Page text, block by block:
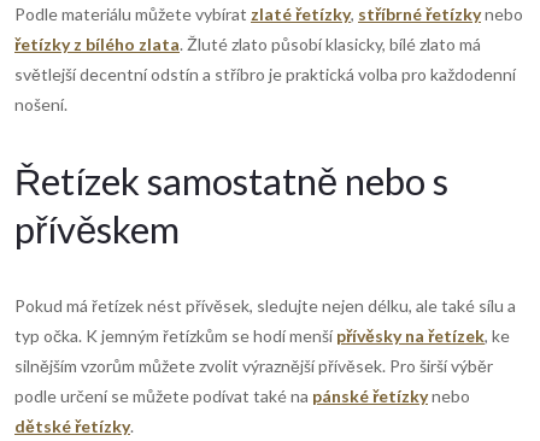
v
ý
p
i
s
Podle materiálu můžete vybírat zlaté řetízky, stříbrné řetízkynebo
řetízky z bílého zlata. Žluté zlato působí klasicky, bílé zlato má
světlejší decentní odstín a stříbro je praktická volba pro každodenní
nošení.
Řetízek samostatně nebo s
přívěskem
Pokud má řetízek nést přívěsek, sledujte nejen délku, ale také sílu a
typ očka. K jemným řetízkům se hodí menší přívěsky na řetízek, ke
silnějším vzorům můžete zvolit výraznější přívěsek. Pro širší výběr
podle určení se můžete podívat také na pánské řetízkynebo
dětské řetízky.